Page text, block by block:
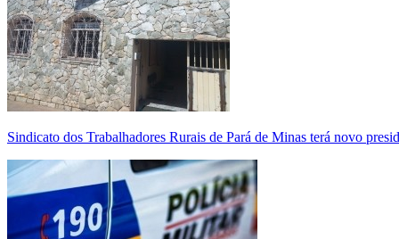
Sindicato dos Trabalhadores Rurais de Pará de Minas terá novo